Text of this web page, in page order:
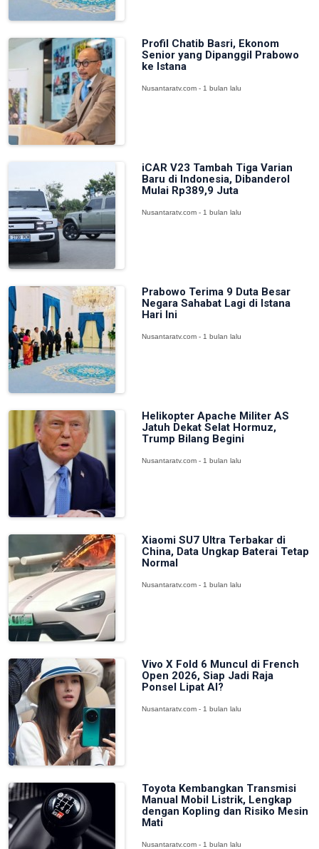
Profil Chatib Basri, Ekonom
Senior yang Dipanggil Prabowo
ke Istana
Nusantaratv.com - 1 bulan lalu
iCAR V23 Tambah Tiga Varian
Baru di Indonesia, Dibanderol
Mulai Rp389,9 Juta
Nusantaratv.com - 1 bulan lalu
Prabowo Terima 9 Duta Besar
Negara Sahabat Lagi di Istana
Hari Ini
Nusantaratv.com - 1 bulan lalu
Helikopter Apache Militer AS
Jatuh Dekat Selat Hormuz,
Trump Bilang Begini
Nusantaratv.com - 1 bulan lalu
Xiaomi SU7 Ultra Terbakar di
China, Data Ungkap Baterai Tetap
Normal
Nusantaratv.com - 1 bulan lalu
Vivo X Fold 6 Muncul di French
Open 2026, Siap Jadi Raja
Ponsel Lipat AI?
Nusantaratv.com - 1 bulan lalu
Toyota Kembangkan Transmisi
Manual Mobil Listrik, Lengkap
dengan Kopling dan Risiko Mesin
Mati
Nusantaratv.com - 1 bulan lalu